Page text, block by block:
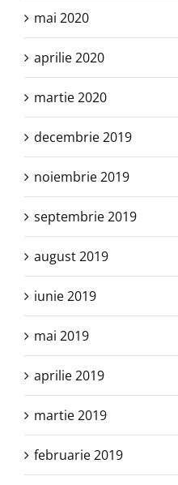
mai 2020
aprilie 2020
martie 2020
decembrie 2019
noiembrie 2019
septembrie 2019
august 2019
iunie 2019
mai 2019
aprilie 2019
martie 2019
februarie 2019